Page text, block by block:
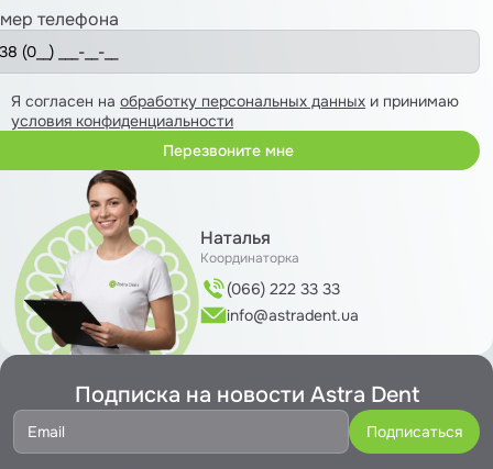
телефона
Я согласен наобработку персональных данных и принимаю
условия конфиденциальности
Наталья
Координаторка
(066) 222 33 33
info@astradent.ua
Подписка на новости Astra Dent